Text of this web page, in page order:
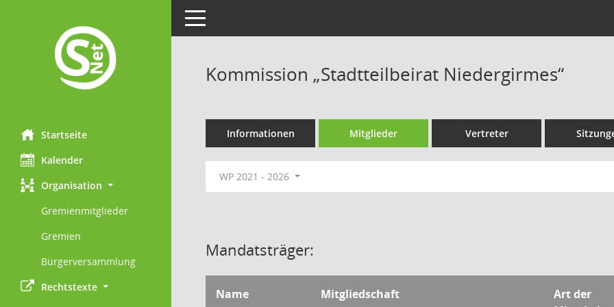
Startseite
Kalender
Organisation
Gremienmitglieder
Gremien
Bürgerversammlung
Rechtstexte
Toggle navigation
Kommission „Stadtteilbeirat Niedergirmes“
Informationen Mitglieder Vertreter
WP 2021 - 2026
Mandatsträger:
Name Mitgliedschaft
Art der